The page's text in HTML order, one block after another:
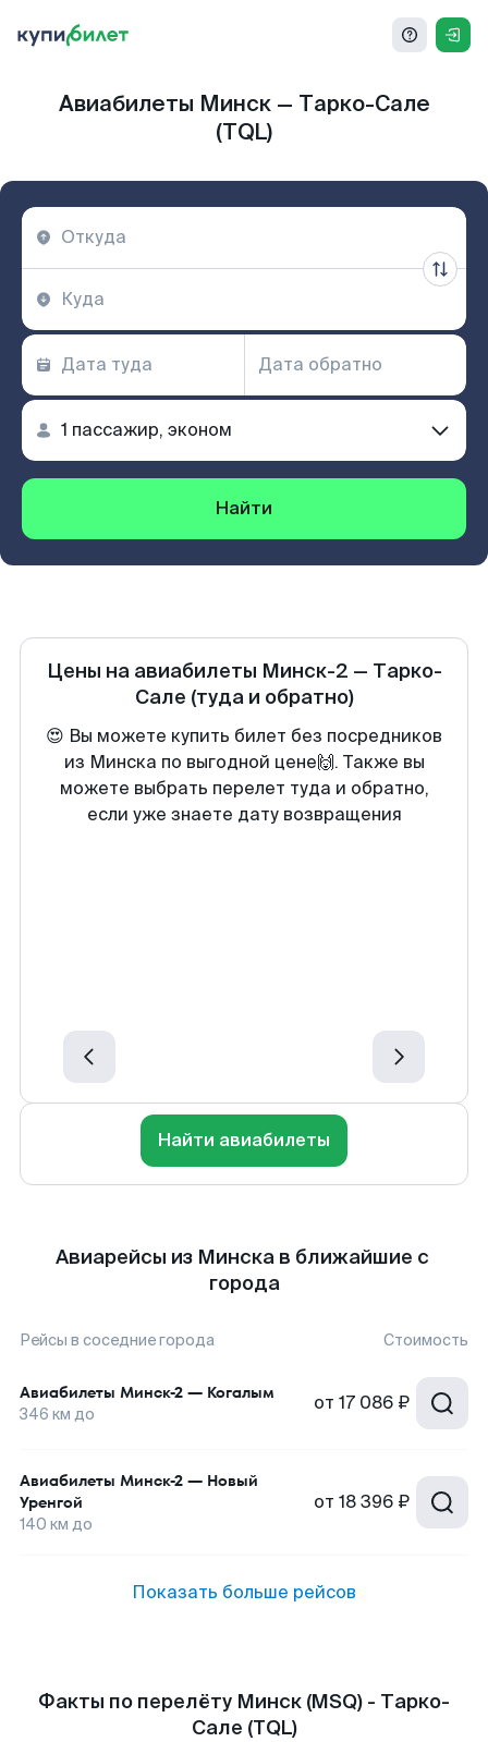
Авиабилеты Минск — Тарко-Сале
(TQL)
Найти
Цены на авиабилеты Минск-2 — Тарко-
Сале (туда и обратно)
😍 Вы можете купить билет без посредников
из Минска по выгодной цене🙌. Также вы
можете выбрать перелет туда и обратно,
если уже знаете дату возвращения
Найти авиабилеты
Авиарейсы из Минска в ближайшие с
города
Рейсы в соседние города Стоимость
Авиабилеты Минск-2 — Когалым
346 км до от 17 086 ₽
Авиабилеты Минск-2 — Новый
Уренгой
140 км до
от 18 396 ₽
Показать больше рейсов
Факты по перелёту Минск (MSQ) - Тарко-
Сале (TQL)